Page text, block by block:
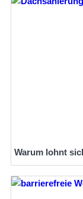
Warum lohnt